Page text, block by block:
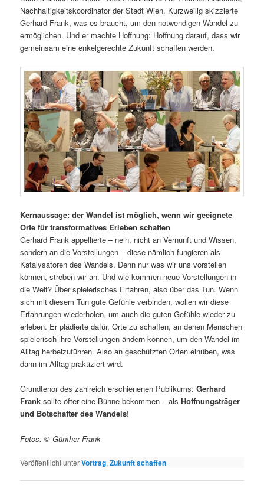
Nachhaltigkeitskoordinator der Stadt Wien. Kurzweilig skizzierte
Gerhard Frank, was es braucht, um den notwendigen Wandel zu
ermöglichen. Und er machte Hoffnung: Hoffnung darauf, dass wir
gemeinsam eine enkelgerechte Zukunft schaffen werden.
Kernaussage: der Wandel ist möglich, wenn wir geeignete
Orte für transformatives Erleben schaffen
Gerhard Frank appellierte – nein, nicht an Vernunft und Wissen,
sondern an die Vorstellungen – diese nämlich fungieren als
Katalysatoren des Wandels. Denn nur was wir uns vorstellen
können, streben wir an. Und wie kommen neue Vorstellungen in
die Welt? Über spielerisches Erfahren, also über das Tun. Wenn
sich mit diesem Tun gute Gefühle verbinden, wollen wir diese
Erfahrungen wiederholen, um auch die guten Gefühle wieder zu
erleben. Er plädierte dafür, Orte zu schaffen, an denen Menschen
spielerisch ihre Vorstellungen ändern können, um den Wandel im
Alltag herbeizuführen. Also an geschützten Orten einüben, was
dann im Alltag praktiziert wird.
Grundtenor des zahlreich erschienenen Publikums:Gerhard
Frank sollte öfter eine Bühne bekommen – alsHoffnungsträger
und Botschafter des Wandels!
Fotos: © Günther Frank
Veröffentlicht unterVortrag,Zukunft schaffen